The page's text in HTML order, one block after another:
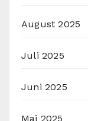
August 2025
Juli 2025
Juni 2025
Mai 2025